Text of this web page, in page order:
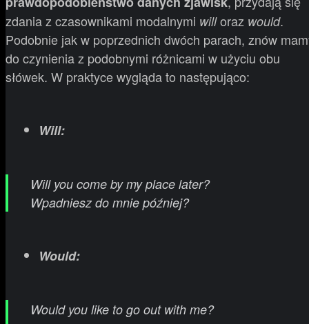
zdania z czasownikami modalnymi willoraz would.
Podobnie jak w poprzednich dwóch parach, znów
do czynienia z podobnymi różnicami w użyciu obu
słówek. W praktyce wygląda to następująco:
Will:
Will you come by my place later?
Wpadniesz do mnie później?
Would:
Would you like to go out with me?